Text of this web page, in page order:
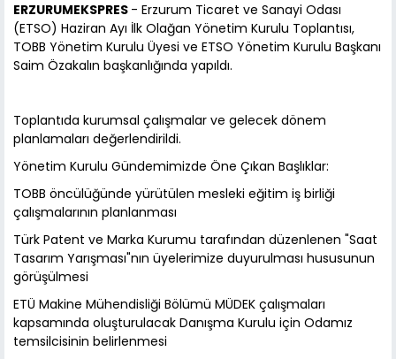
ERZURUMEKSPRES - Erzurum Ticaret ve Sanayi Odası
(ETSO) Haziran Ayı İlk Olağan Yönetim Kurulu Toplantısı,
TOBB Yönetim Kurulu Üyesi ve ETSO Yönetim Kurulu Başkanı
Saim Özakalın başkanlığında yapıldı.
Toplantıda kurumsal çalışmalar ve gelecek dönem
planlamaları değerlendirildi.
Yönetim Kurulu Gündemimizde Öne Çıkan Başlıklar:
TOBB öncülüğünde yürütülen mesleki eğitim iş birliği
çalışmalarının planlanması
Türk Patent ve Marka Kurumu tarafından düzenlenen "Saat
Tasarım Yarışması"nın üyelerimize duyurulması hususunun
görüşülmesi
ETÜ Makine Mühendisliği Bölümü MÜDEK çalışmaları
kapsamında oluşturulacak Danışma Kurulu için Odamız
temsilcisinin belirlenmesi